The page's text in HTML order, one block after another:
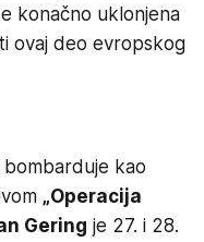
konačno uklonjena
ovaj deo evropskog
kao
„Operacija
Gering je 27. i 28.